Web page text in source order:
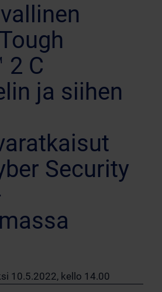
2 C
ja siihen
Security
10.5.2022, kello 14.00